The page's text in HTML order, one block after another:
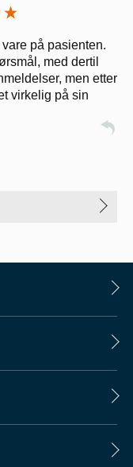
på pasienten.
med dertil
men etter
virkelig på sin